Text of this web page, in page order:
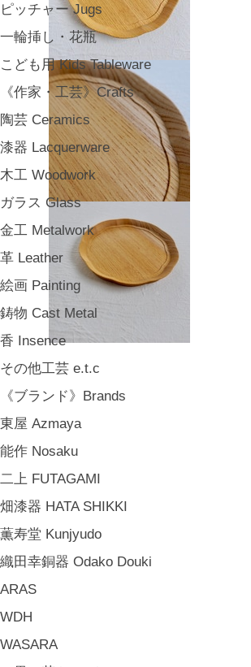
ピッチャー Jugs
一輪挿し・花瓶
こども用 Kids Tableware
《作家・工芸》Crafts
陶芸 Ceramics
漆器 Lacquerware
木工 Woodwork
ガラス Glass
金工 Metalwork
革 Leather
絵画 Painting
鋳物 Cast Metal
香 Insence
その他工芸 e.t.c
《ブランド》Brands
東屋 Azmaya
能作 Nosaku
二上 FUTAGAMI
畑漆器 HATA SHIKKI
薫寿堂 Kunjyudo
織田幸銅器 Odako Douki
ARAS
WDH
WASARA